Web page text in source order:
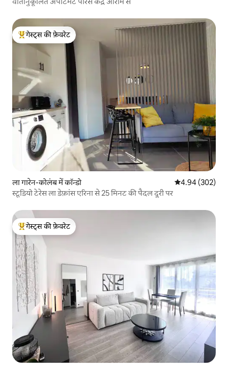
गेस्ट्स का टॉप फ़ेवरेट
गेस्ट्स की फ़ेवरेट
ला गारेन-कोलंब में कॉन्डो औसत रेटिंग 5 में से
4.94 (302)
स्टूडियो टेरेस ला डेफ़ांस एरिना से 25 मिनट की पैदल दूरी पर
गेस्ट्स का टॉप फ़ेवरेट
गेस्ट्स की फ़ेवरेट